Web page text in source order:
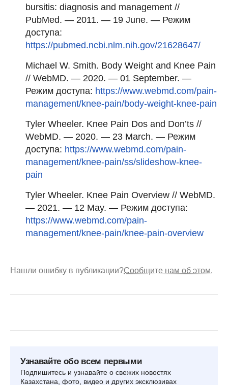
bursitis: diagnosis and management //
PubMed. — 2011. — 19 June. — Режим
доступа:
https://pubmed.ncbi.nlm.nih.gov/21628647/
Michael W. Smith. Body Weight and Knee Pain
// WebMD. — 2020. — 01 September. —
Режим доступа: https://www.webmd.com/pain-
management/knee-pain/body-weight-knee-pain
Tyler Wheeler. Knee Pain Dos and Don’ts //
WebMD. — 2020. — 23 March. — Режим
доступа: https://www.webmd.com/pain-
management/knee-pain/ss/slideshow-knee-
pain
Tyler Wheeler. Knee Pain Overview // WebMD.
— 2021. — 12 May. — Режим доступа:
https://www.webmd.com/pain-
management/knee-pain/knee-pain-overview
Нашли ошибку в публикации?Сообщите нам об этом.
Узнавайте обо всем первыми
Подпишитесь и узнавайте о свежих новостях
Казахстана, фото, видео и других эксклюзивах